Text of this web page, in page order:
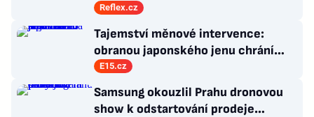
hnutím Naše Česko do celostátní
politiky?
Reflex.cz
Tajemství měnové intervence:
obranou japonského jenu chrání
Amerika hlavně sama sebe
E15.cz
Samsung okouzlil Prahu dronovou
show k odstartování prodeje